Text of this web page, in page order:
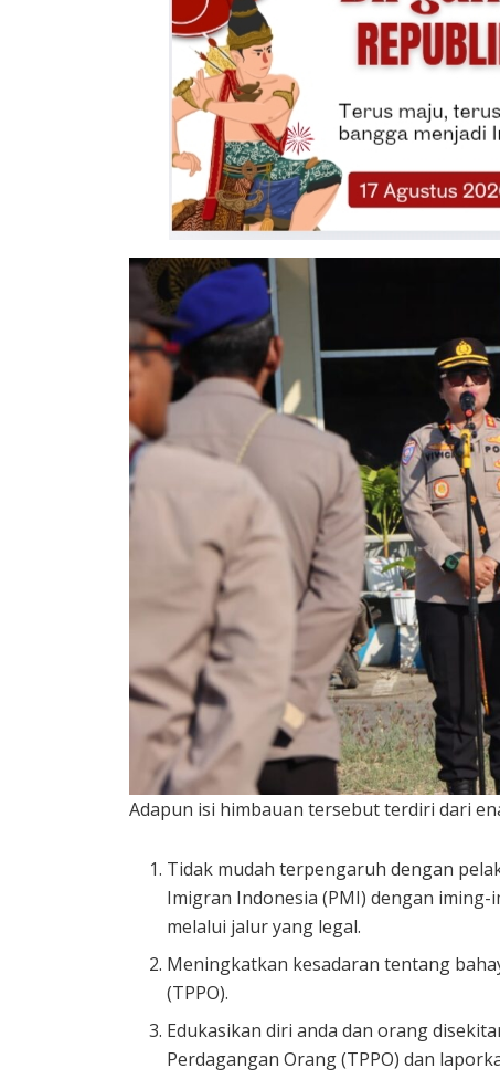
Adapun isi himbauan tersebut terdiri dari
Tidak mudah terpengaruh dengan
Imigran Indonesia (PMI) dengan
melalui jalur yang legal.
Meningkatkan kesadaran tentang
(TPPO).
Edukasikan diri anda dan orang
Perdagangan Orang (TPPO) dan